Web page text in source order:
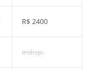
R$ 2400
Indisp.